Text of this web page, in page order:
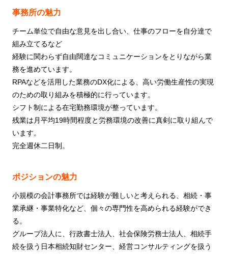
事務所の魅力
チーム単位で自由な意見を出し合い、仕事のフローを自分達で
組み立てるなど
経験に関わらず自由闊達なコミュニケーションをとりながら業
務を進めています。
RPAなどを活用した業務のDX化による、高い労働生産性の実現
のための取り組みを積極的に行っています。
シフト制による在宅勤務環境が整っています。
残業は月平均19時間程度と労務環境の改善に真剣に取り組んで
います。
完全週休二日制。
ポジションの魅力
小規模の会計事務所では経験が難しいと考えられる、相続・事
業承継・事業特化など、個々の専門性を高められる経験ができ
る。
グループ法人に、行政書士法人、社会保険労務士法人、相続手
続を扱う日本相続知財センター、経営コンサルティングを扱う